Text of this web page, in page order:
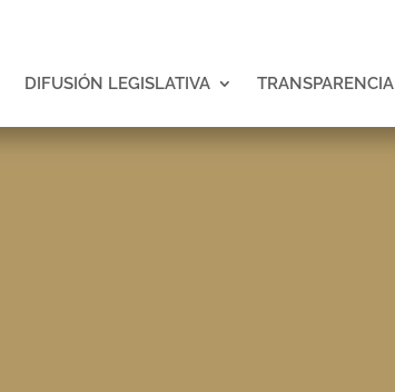
DIFUSIÓN LEGISLATIVA TRANSPARENCIA